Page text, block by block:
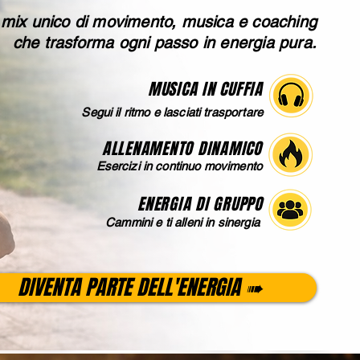
unico di movimento, musica e coaching
che trasforma ogni passo in energia pura.
MUSICA IN CUFFIA
Segui il ritmo e lasciati trasportare
ALLENAMENTO DINAMICO
ENERGIA DI GRUPPO
Cammini e ti alleni in sinergia
Esercizi in continuo movimento
DIVENTA PARTE DELL'ENERGIA ➠